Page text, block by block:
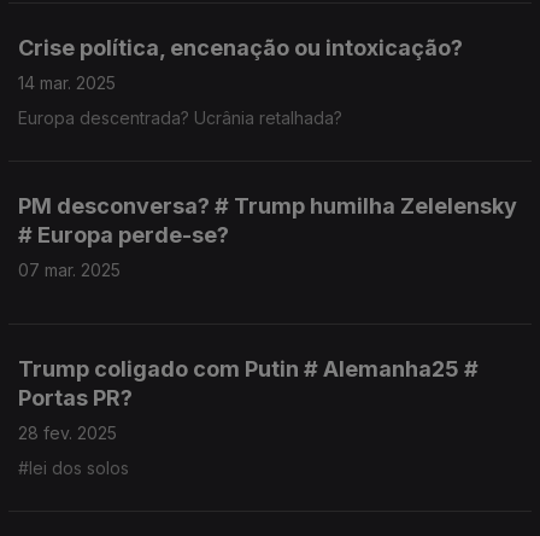
Crise política, encenação ou intoxicação?
14 mar. 2025
Europa descentrada? Ucrânia retalhada?
PM desconversa? # Trump humilha Zelelensky
# Europa perde-se?
07 mar. 2025
Trump coligado com Putin # Alemanha25 #
Portas PR?
28 fev. 2025
#lei dos solos